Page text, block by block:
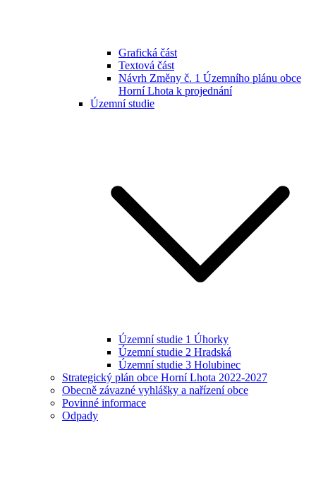
Grafická část
Textová část
Návrh Změny č. 1 Územního plánu obce
Horní Lhota k projednání
Územní studie
Územní studie 1 Úhorky
Územní studie 2 Hradská
Územní studie 3 Holubinec
Strategický plán obce Horní Lhota 2022-2027
Obecně závazné vyhlášky a nařízení obce
Povinné informace
Odpady